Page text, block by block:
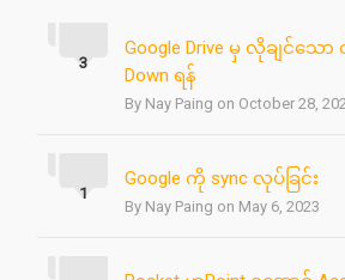
Google Drive မှ လိုချင်သော
Down ရန်
By Nay Paing on October 28,
3
Google ကို sync လုပ်ခြင်း
By Nay Paing on May 6, 2023
1